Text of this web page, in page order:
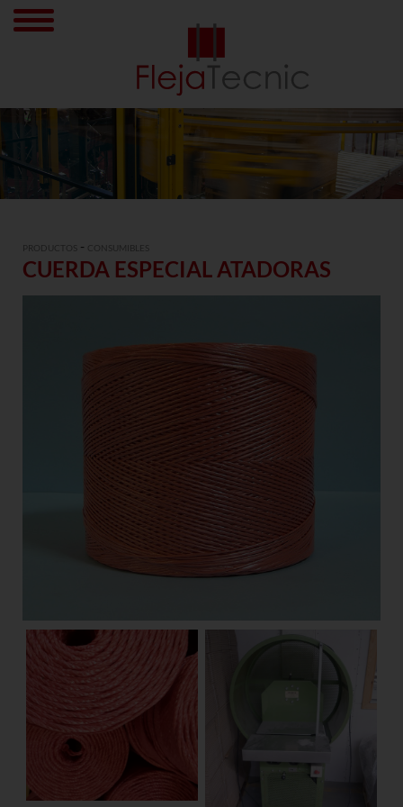
PRODUCTOS - CONSUMIBLES
CUERDA ESPECIAL ATADORAS